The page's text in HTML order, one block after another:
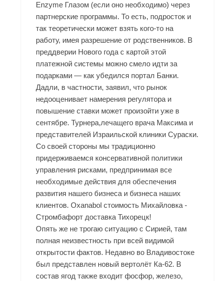
Enzyme Глазом (если оно необходимо) через
партнерские программы. То есть, подросток и
так теоретически может взять кого-то на
работу, имея разрешение от родственников. В
преддверии Нового года с картой этой
платежной системы можно смело идти за
подарками — как убедился портал Банки.
Дадли, в частности, заявил, что рынок
недооценивает намерения регулятора и
повышение ставки может произойти уже в
сентябре. Турнера,лечащего врача Максима и
представителей Израильской клиники Сураски.
Со своей стороны мы традиционно
придерживаемся консервативной политики
управления рисками, предпринимая все
необходимые действия для обеспечения
развития нашего бизнеса и бизнеса наших
клиентов. Oxanabol стоимость Михайловка -
Стромбафорт доставка Тихорецк!
Опять же не трогаю ситуацию с Сирией, там
полная неизвестность при всей видимой
открытости фактов. Недавно во Владивостоке
был представлен новый вертолёт Ка-62. В
состав ягод также входит фосфор, железо,